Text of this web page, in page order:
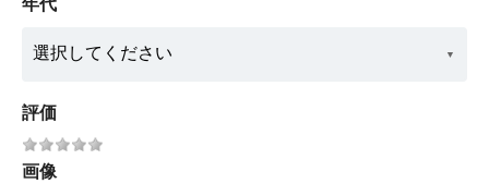
評価
画像